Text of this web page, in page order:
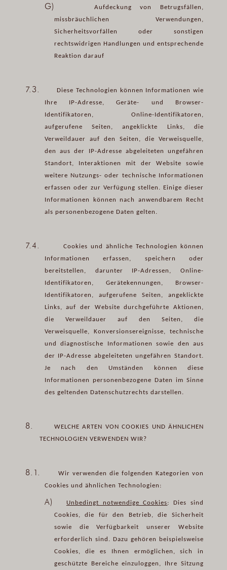
G)
Aufdeckung von Betrugsfällen,
missbräuchlichen Verwendungen,
Sicherheitsvorfällen oder sonstigen
rechtswidrigen Handlungen und entsprechende
Reaktion darauf
7.3.
Diese Technologien können Informationen wie
Ihre IP-Adresse, Geräte- und Browser-
Identifikatoren, Online-Identifikatoren,
aufgerufene Seiten, angeklickte Links, die
Verweildauer auf den Seiten, die Verweisquelle,
den aus der IP-Adresse abgeleiteten ungefähren
Standort, Interaktionen mit der Website sowie
weitere Nutzungs- oder technische Informationen
erfassen oder zur Verfügung stellen. Einige dieser
Informationen können nach anwendbarem Recht
als personenbezogene Daten gelten.
7.4.
Cookies und ähnliche Technologien können
Informationen erfassen, speichern oder
bereitstellen, darunter IP-Adressen, Online-
Identifikatoren, Gerätekennungen, Browser-
Identifikatoren, aufgerufene Seiten, angeklickte
Links, auf der Website durchgeführte Aktionen,
die Verweildauer auf den Seiten, die
Verweisquelle, Konversionsereignisse, technische
und diagnostische Informationen sowie den aus
der IP-Adresse abgeleiteten ungefähren Standort.
Je nach den Umständen können diese
Informationen personenbezogene Daten im Sinne
des geltenden Datenschutzrechts darstellen.
8.
WELCHE ARTEN VON COOKIES UND ÄHNLICHEN
TECHNOLOGIEN VERWENDEN WIR?
8.1.
Wir verwenden die folgenden Kategorien von
Cookies und ähnlichen Technologien:
A) Unbedingt notwendige Cookies: Dies sind
Cookies, die für den Betrieb, die Sicherheit
sowie die Verfügbarkeit unserer Website
erforderlich sind. Dazu gehören beispielsweise
Cookies, die es Ihnen ermöglichen, sich in
geschützte Bereiche einzuloggen, Ihre Sitzung